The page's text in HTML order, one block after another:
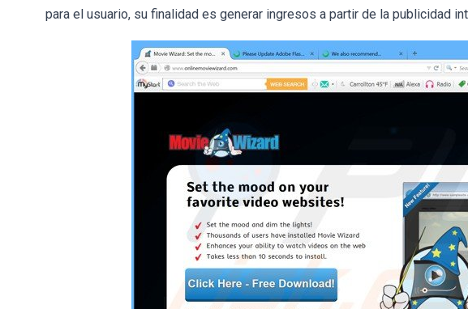
para el usuario, su finalidad es generar ingresos a partir de la publicidad